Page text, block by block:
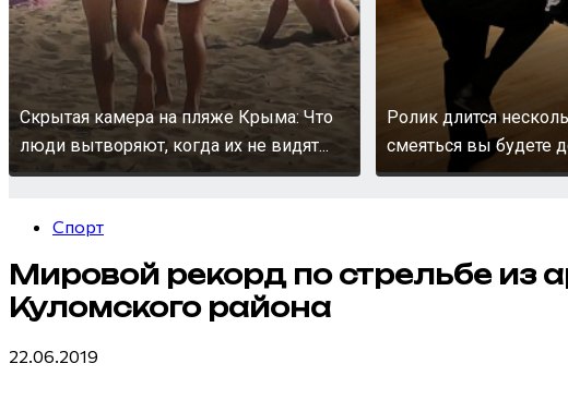
Скрытая камера на пляже Крыма: Что
люди вытворяют, когда их не видят...
Ролик длится
смеяться вы будете
Спорт
Мировой рекорд по стрельбе из
Куломского района
22.06.2019